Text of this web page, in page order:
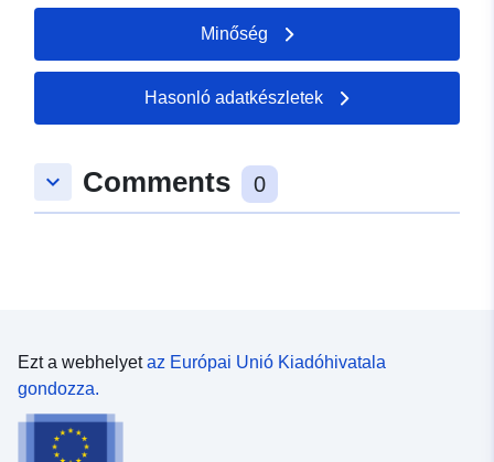
Minőség
Hasonló adatkészletek
keyboard_arrow_down Comments 0
Ezt a webhelyetaz Európai Unió Kiadóhivatala
gondozza.